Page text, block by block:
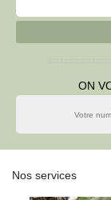
ON
Nos services